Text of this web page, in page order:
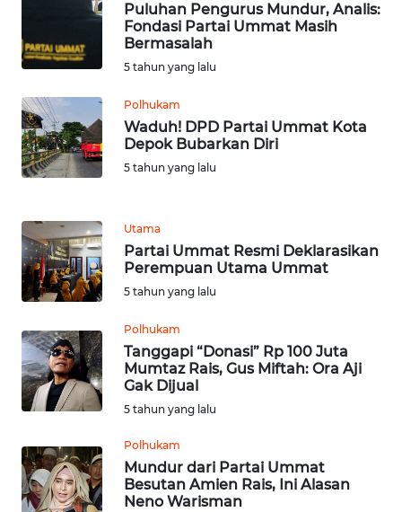
Puluhan Pengurus Mundur, Analis:
Fondasi Partai Ummat Masih
Bermasalah
5 tahun yang lalu
Polhukam
Waduh! DPD Partai Ummat Kota
Depok Bubarkan Diri
5 tahun yang lalu
Utama
Partai Ummat Resmi Deklarasikan
Perempuan Utama Ummat
5 tahun yang lalu
Polhukam
Tanggapi “Donasi” Rp 100 Juta
Mumtaz Rais, Gus Miftah: Ora Aji
Gak Dijual
5 tahun yang lalu
Polhukam
Mundur dari Partai Ummat
Besutan Amien Rais, Ini Alasan
Neno Warisman
DANAU
TOBA
WN
NIAS
WN
LANGKAT
WN
SELATAN
WN
TANJUNG
WN
KARO